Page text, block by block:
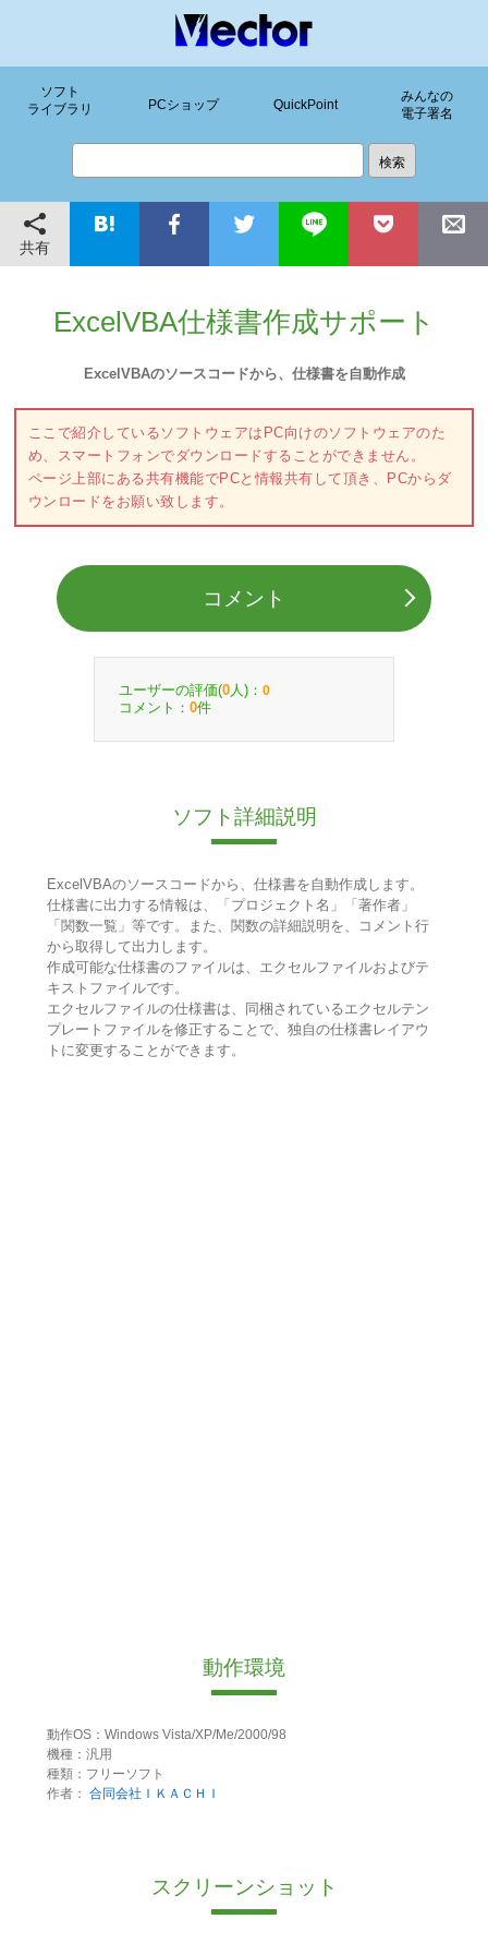
ソフト
ライブラリ
PCショップ QuickPoint
みんなの
電子署名
共有
ExcelVBA仕様書作成サポート
ExcelVBAのソースコードから、仕様書を自動作成
ここで紹介しているソフトウェアはPC向けのソフトウェアのた
め、スマートフォンでダウンロードすることができません。
ページ上部にある共有機能でPCと情報共有して頂き、PCからダ
ウンロードをお願い致します。
コメント
ユーザーの評価(0 人)： 0
コメント： 0件
ソフト詳細説明
ExcelVBAのソースコードから、仕様書を自動作成します。
仕様書に出力する情報は、「プロジェクト名」「著作者」
「関数一覧」等です。また、関数の詳細説明を、コメント行
から取得して出力します。
作成可能な仕様書のファイルは、エクセルファイルおよびテ
キストファイルです。
エクセルファイルの仕様書は、同梱されているエクセルテン
プレートファイルを修正することで、独自の仕様書レイアウ
トに変更することができます。
動作環境
動作OS：Windows Vista/XP/Me/2000/98
機種：汎用
種類：フリーソフト
作者： 合同会社ＩＫＡＣＨＩ
スクリーンショット